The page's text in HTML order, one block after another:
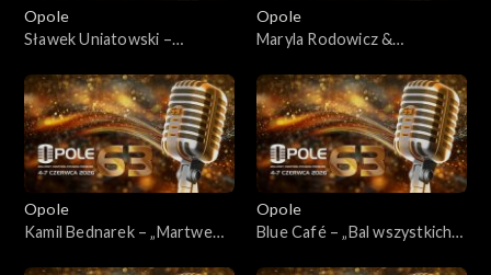
Opole
Sławek Uniatowski –
Opole
Maryla Rodowicz &
słodko, tak nam gorzko”
Opole
Kamil Bednarek – „Martwe
Opole
Blue Café – „Bal wszystkich